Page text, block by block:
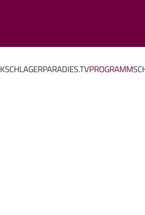
SCHLAGERPARADIES.TVPROGRAMM